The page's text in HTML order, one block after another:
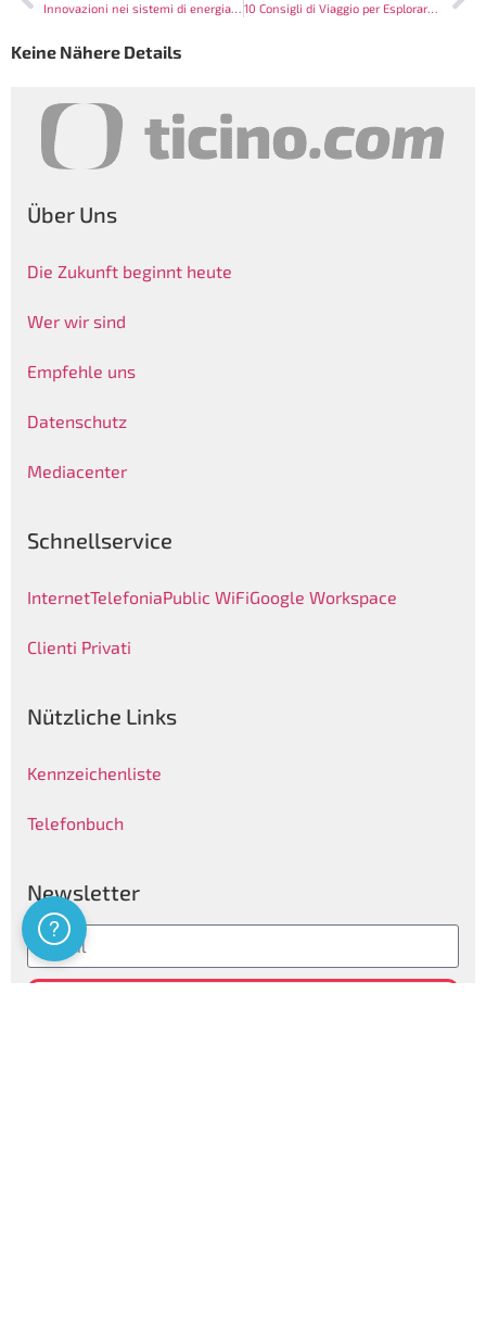
Innovazioni nei sistemi di energia rinnovabile in Ticino: un futuro sostenibile 10 Consigli di Viaggio per Esplorare il Ticino
Keine Nähere Details
Über Uns
Die Zukunft beginnt heute
Wer wir sind
Empfehle uns
Datenschutz
Mediacenter
Schnellservice
InternetTelefoniaPublic WiFiGoogle Workspace
Clienti Privati
Nützliche Links
Kennzeichenliste
Telefonbuch
Newsletter
Assistenza